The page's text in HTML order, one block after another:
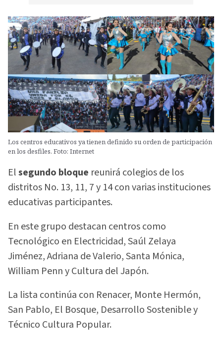
Los centros educativos ya tienen definido su orden de participación
en los desfiles. Foto: Internet
Elsegundo bloque reunirá colegios de los
distritos No. 13, 11, 7 y 14 con varias instituciones
educativas participantes.
En este grupo destacan centros como
Tecnológico en Electricidad, Saúl Zelaya
Jiménez, Adriana de Valerio, Santa Mónica,
William Penn y Cultura del Japón.
La lista continúa con Renacer, Monte Hermón,
San Pablo, El Bosque, Desarrollo Sostenible y
Técnico Cultura Popular.